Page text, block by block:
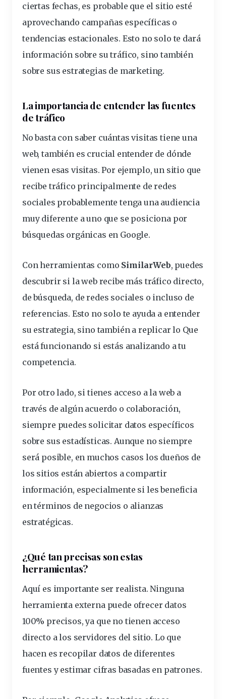
ciertas fechas, es probable que el sitio esté
aprovechando campañas específicas o
tendencias estacionales. Esto no solo te dará
información sobre su tráfico, sino también
sobre sus estrategias de marketing.
La importancia de entender las fuentes
de tráfico
No basta con saber cuántas visitas tiene una
web, también es crucial entender de dónde
vienen esas visitas. Por ejemplo, un sitio que
recibe tráfico principalmente de redes
sociales probablemente tenga una audiencia
muy diferente a uno que se posiciona por
búsquedas orgánicas en Google.
Con herramientas como SimilarWeb, puedes
descubrir si la web recibe más tráfico directo,
de búsqueda, de redes sociales o incluso de
referencias. Esto no solo te ayuda a entender
su estrategia, sino también a replicar lo Que
está funcionando si estás analizando a tu
competencia.
Por otro lado, si tienes acceso a la web a
través de algún acuerdo o colaboración,
siempre puedes solicitar datos específicos
sobre sus estadísticas. Aunque no siempre
será posible, en muchos casos los dueños de
los sitios están abiertos a compartir
información, especialmente si les beneficia
en términos de negocios o alianzas
estratégicas.
¿Qué tan precisas son estas
herramientas?
Aquí es importante ser realista. Ninguna
herramienta externa puede ofrecer datos
100% precisos, ya que no tienen acceso
directo a los servidores del sitio. Lo que
hacen es recopilar datos de diferentes
fuentes y estimar cifras basadas en patrones.